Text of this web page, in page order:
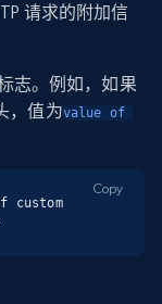
请求的附加信
志。例如，如果
，值为value of
custom
Copy